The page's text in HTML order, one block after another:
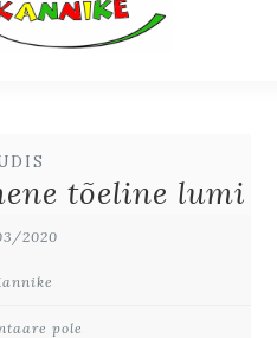
tõeline lumi
2020
pole